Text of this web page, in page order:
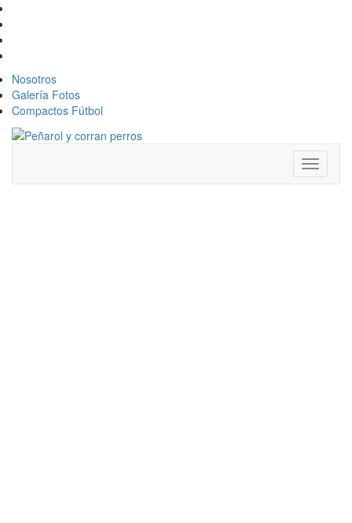
Nosotros
Galería Fotos
Compactos Fútbol
Toggle